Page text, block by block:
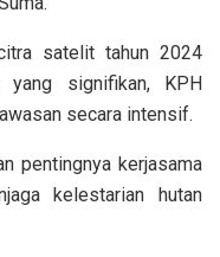
satelit tahun 2024
yang signifikan, KPH
secara intensif.
pentingnya kerjasama
kelestarian hutan